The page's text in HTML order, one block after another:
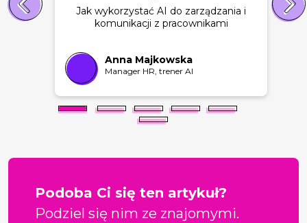
Jak wykorzystać AI do zarządzania i
komunikacji z pracownikami
Anna Majkowska
Manager HR, trener AI
Podoba Ci się ten artykuł?
Podziel się nim ze znajomymi.